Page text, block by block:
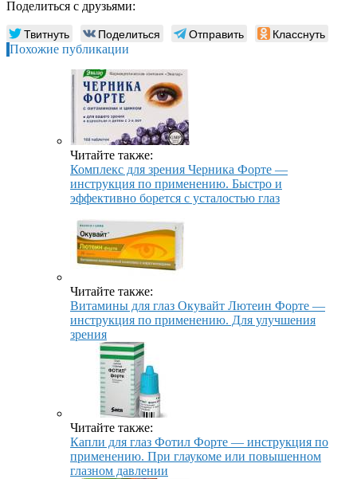
Поделиться с друзьями:
Твитнуть Поделиться Отправить Класснуть
Похожие публикации
Читайте также:
Комплекс для зрения Черника Форте —
инструкция по применению. Быстро и
эффективно борется с усталостью глаз
Читайте также:
Витамины для глаз Окувайт Лютеин Форте —
инструкция по применению. Для улучшения
зрения
Читайте также:
Капли для глаз Фотил Форте — инструкция по
применению. При глаукоме или повышенном
глазном давлении